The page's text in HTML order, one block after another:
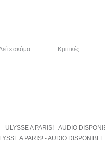
ακόμα Κριτικές
A PARIS! - AUDIO DISPONIBLE